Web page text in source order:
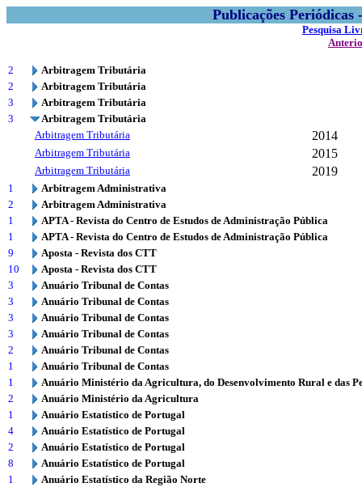
Publicações
Pesquisa
2
Arbitragem Tributária
2
Arbitragem Tributária
3
Arbitragem Tributária
3
Arbitragem Tributária
Arbitragem Tributária
2014
Arbitragem Tributária 2015
Arbitragem Tributária 2019
1
Arbitragem Administrativa
2
Arbitragem Administrativa
1
APTA - Revista do Centro de Estudos de Administração Pública
1
APTA - Revista do Centro de Estudos de Administração Pública
9
Aposta - Revista dos CTT
10
Aposta - Revista dos CTT
3
Anuário Tribunal de Contas
3
Anuário Tribunal de Contas
3
Anuário Tribunal de Contas
3
Anuário Tribunal de Contas
2
Anuário Tribunal de Contas
1
Anuário Tribunal de Contas
1
Anuário Ministério da Agricultura, do Desenvolvimento Rural e das
2
Anuário Ministério da Agricultura
1
Anuário Estatístico de Portugal
4
Anuário Estatístico de Portugal
2
Anuário Estatístico de Portugal
8
Anuário Estatístico de Portugal
1
Anuário Estatístico da Região Norte